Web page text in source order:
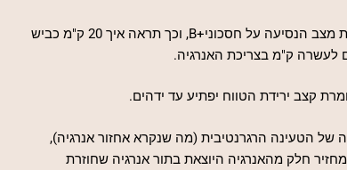
שים את מצב הנסיעה על חסכוני+B, וכך תראה איך 20 ק"מ כביש
לעשרה ק"מ בצריכת האנרגיה.
קצב ירידת הטווח יפתיע עד ידהים.
של הטעינה הרגרנטיבית (מה שנקרא אחזור אנרגיה),
חלק מהאנרגיה היוצאת בתור אנרגיה שחוזרת